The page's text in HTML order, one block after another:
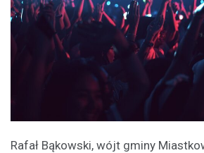
Rafał Bąkowski, wójt gminy